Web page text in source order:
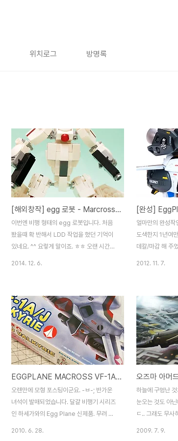
위치로그 방명록
[해외창작] egg 로봇 - Marcross Valkyrie
이번엔 비행 형태의 egg 로봇입니다. 처음
봤을때 확 반해서 LDD 작업을 했던 기억이
있네요. ^^ 요렇게 말이죠. ㅎㅎ 오랜 시간이
형태. 실제로는 팔의 각도가 한정적이라서 포
즈 잡기 어렵습니다. 비행 형태.로봇부터 비
행형태까지 아무런 제약 없이 완벽하게 변형
됩니다. 무기까지 달아주면 요렇게. 사실 좀
동글동글하니 귀엽죠? ^^ 구조적 한계로 생
각했던 것만큼 만족스럽진 않았지만.. 실제
변형까지 완벽 재현하는 모습은 참 감격스럽
네요. egg 로봇 옵티머스와 더불어 정성이
가장 많이 들어간 녀석입니다. ㅎㅎ
2014. 12. 6.
얼마만의 완성작
도색한지 1년여
데칼/마감 해 주
사장님 제공입니
려 주셨는지.. 사
녀석은 이전 히
니다. 슈퍼팩 컬
탄생했는데.. 마
서 뭘 섞었는지
@_@ 마무리 하
보니 참 대충 만
없숨돠.. 귀차니
2012. 11. 7.
EGGPLANE MACROSS VF-1A/J VALKYRIE.
오랜만에 모형 포스팅이군요. -ㅂ-; 반가운
녀석이 발매되었습니다. 달걀 비행기 시리즈
인 하세가와의 Egg Plane 신제품. 무려 마
2010. 6. 28.
오즈마 아머
하늘에 구멍난
눈오는 것도 아
ㄷ.. 그래도 무사
2009. 7. 9.